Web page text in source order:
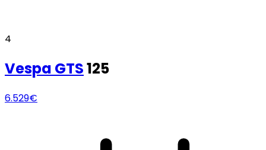
4
Vespa GTS125
6.529€